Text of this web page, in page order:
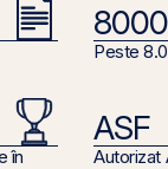
8000
Peste
în
ASF
Autorizat